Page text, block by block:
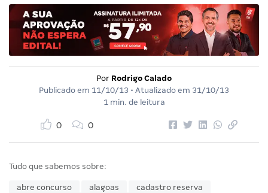
Por Rodrigo Calado
Publicado em 11/10/13 • Atualizado em 31/10/13
1 min. de leitura
0 0
Tudo que sabemos sobre:
abre concurso alagoas
cadastro reserva